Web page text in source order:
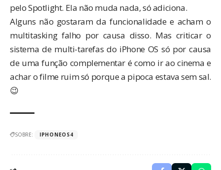
pelo Spotlight. Ela não muda nada, só adiciona.
Alguns não gostaram da funcionalidade e acham o
multitasking falho por causa disso. Mas criticar o
sistema de multi-tarefas do iPhone OS só por causa
de uma função complementar é como ir ao cinema e
achar o filme ruim só porque a pipoca estava sem sal.
😉
SOBRE: IPHONEOS4